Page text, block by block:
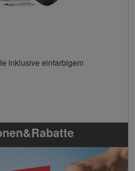
inklusive einfarbigem